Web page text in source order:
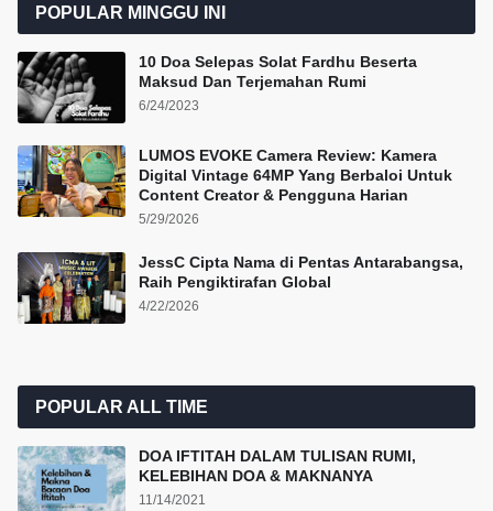
POPULAR MINGGU INI
10 Doa Selepas Solat Fardhu Beserta
Maksud Dan Terjemahan Rumi
6/24/2023
LUMOS EVOKE Camera Review: Kamera
Digital Vintage 64MP Yang Berbaloi Untuk
Content Creator & Pengguna Harian
5/29/2026
JessC Cipta Nama di Pentas Antarabangsa,
Raih Pengiktirafan Global
4/22/2026
POPULAR ALL TIME
DOA IFTITAH DALAM TULISAN RUMI,
KELEBIHAN DOA & MAKNANYA
11/14/2021